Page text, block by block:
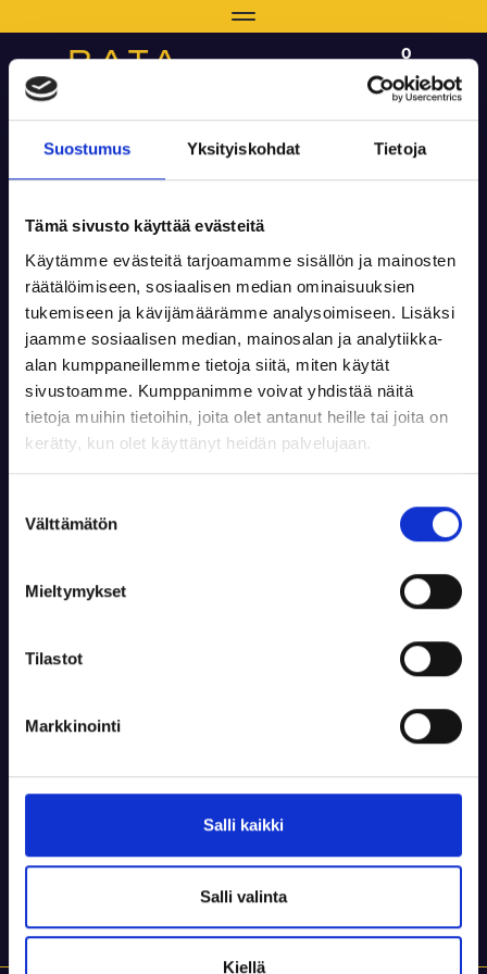
Suostumus Yksityiskohdat Tietoja
Tämä sivusto käyttää evästeitä
Käytämme evästeitä tarjoamamme sisällön ja mainosten
räätälöimiseen, sosiaalisen median ominaisuuksien
tukemiseen ja kävijämäärämme analysoimiseen. Lisäksi
jaamme sosiaalisen median, mainosalan ja analytiikka-
alan kumppaneillemme tietoja siitä, miten käytät
sivustoamme. Kumppanimme voivat yhdistää näitä
tietoja muihin tietoihin, joita olet antanut heille tai joita on
kerätty, kun olet käyttänyt heidän palvelujaan.
valinta
Välttämätön
Mieltymykset
Tilastot
Markkinointi
Salli kaikki
Salli valinta
Kiellä
Navigaatio
0 €
0
Haku
Ajanvaraus
AJANVARAUS
Järjestä:
Tutustumisammunnat
Valitse tämä kun tulet Radalle
Tee varaus